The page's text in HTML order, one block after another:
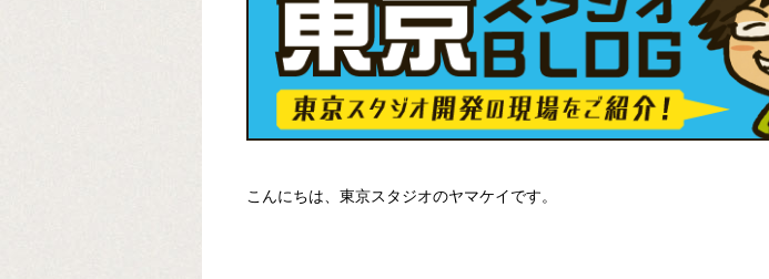
こんにちは、東京スタジオのヤマケイです。